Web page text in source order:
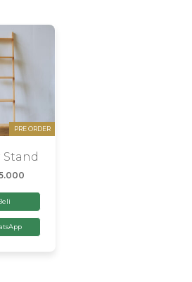
PRE ORDER
Stand